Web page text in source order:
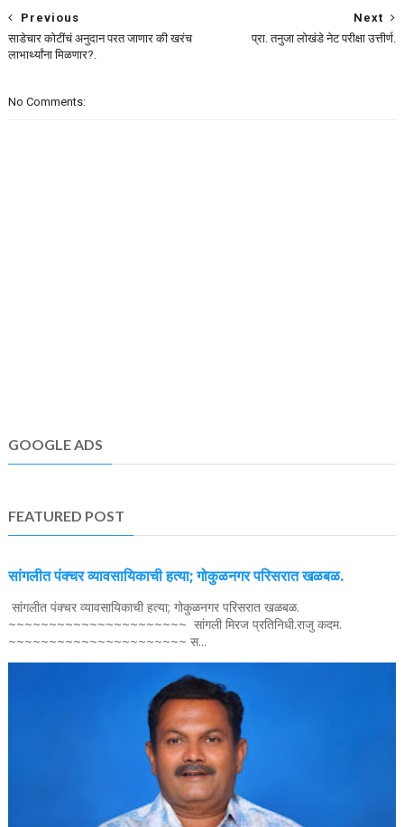
Next
प्रा. तनुजा लोखंडे नेट परीक्षा उत्तीर्ण.
Previous
साडेचार कोटींचं अनुदान परत जाणार की खरंच
लाभार्थ्यांना मिळणार?.
No Comments:
GOOGLE ADS
FEATURED POST
सांगलीत पंक्चर व्यावसायिकाची हत्या; गोकुळनगर परिसरात खळबळ.
सांगलीत पंक्चर व्यावसायिकाची हत्या; गोकुळनगर परिसरात खळबळ.
~~~~~~~~~~~~~~~~~~~~~~ सांगली मिरज प्रतिनिधी.राजु कदम.
~~~~~~~~~~~~~~~~~~~~~~ स...